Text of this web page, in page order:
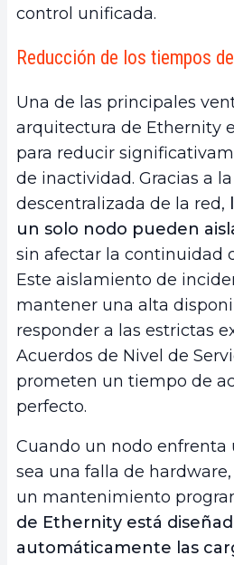
control unificada.
Reducción de los tiempos
Una de las principales
arquitectura de Ethernity
para reducir
de inactividad. Gracias a
descentralizada de la red,
un solo nodo pueden
sin afectar la continuidad
Este aislamiento de
mantener una alta
responder a las estrictas
Acuerdos de Nivel de
prometen un tiempo de
perfecto.
Cuando un nodo enfrenta
sea una falla de
un mantenimiento
de Ethernity está
automáticamente las